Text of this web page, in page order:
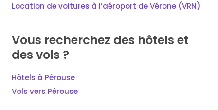
Location de voitures à l’aéroport de Vérone (VRN)
Vous recherchez des hôtels et
des vols ?
Hôtels à Pérouse
Vols vers Pérouse